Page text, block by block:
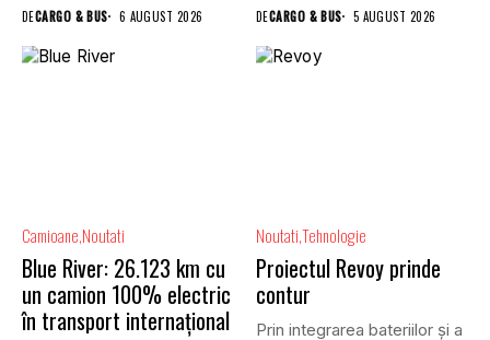
DECARGO & BUS 6 AUGUST 2026 DECARGO & BUS 5 AUGUST 2026
Camioane Noutati
Blue River: 26.123 km cu
un camion 100% electric
în transport internațional
NoutatiTehnologie
Proiectul Revoy prinde
contur
Prin integrarea bateriilor și a